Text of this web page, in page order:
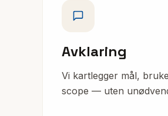
Avklaring
Vi kartlegger mål,
scope — uten